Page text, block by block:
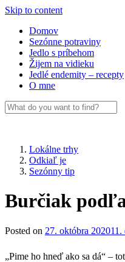
Skip to content
Domov
Sezónne potraviny
Jedlo s príbehom
Žijem na vidieku
Jedlé endemity – recepty
O mne
Lokálne trhy
Odkiaľ je
Sezónny tip
Burčiak
Posted on 27. októbra 202011.
„Pime ho hneď ako sa dá“ –